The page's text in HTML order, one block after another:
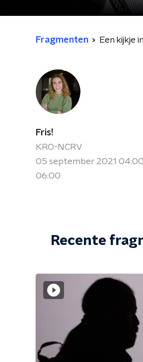
Fragmenten Een kijkje
Fris!
KRO-NCRV
05 september 2021
06:00
Recente